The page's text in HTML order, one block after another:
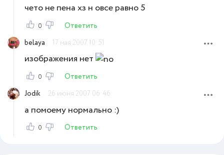
чето не пена хз н овсе равно 5
0
Ответить
belaya
17 мая 2007 10:51
изображения нет
0
Ответить
Jodik
26 июня 2007 06:46
а помоему нормально :)
0 Ответить